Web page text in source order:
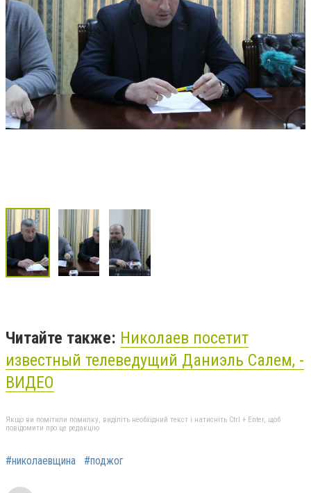
Читайте также: Николаев посетит
известный телеведущий Даниэль Салем, -
ВИДЕО
Якщо ви помітили помилку, виділіть необхідний текст і натисніть Ctrl + Enter, щоб
повідомити про це редакцію
#николаевщина #поджог